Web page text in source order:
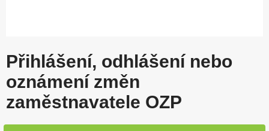
Přihlášení, odhlášení nebo
oznámení změn
zaměstnavatele OZP